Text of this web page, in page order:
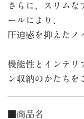
さらに、スリムな
ールにより、
圧迫感を抑えたノ
機能性とインテリ
ン収納のかたちを
■商品名